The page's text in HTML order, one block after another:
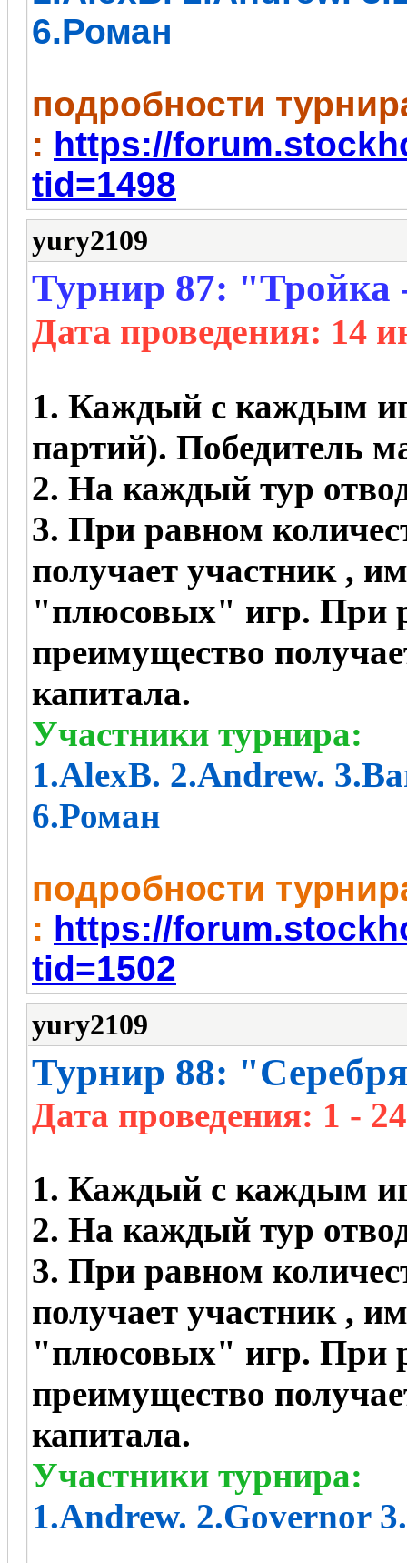
6.Роман
пoдробности
: https://
tid=1498
yury2109
Турнир 87: "Тройка
Дата проведения: 14
1. Каждый с каждым
партий). Победитель
2. На каждый тур
3. При равном
получает участник ,
"плюсовых" игр. При
преимущество
капитала.
Участники турнира:
1.AlexB. 2.Andrew.
6.Роман
пoдробности
: https://
tid=1502
yury2109
Турнир 88:
Дата проведения: 1 -
1. Каждый с каждым
2. На каждый тур
3. При равном
получает участник ,
"плюсовых" игр. При
преимущество
капитала.
Участники турнира:
1.Andrew. 2.Governor